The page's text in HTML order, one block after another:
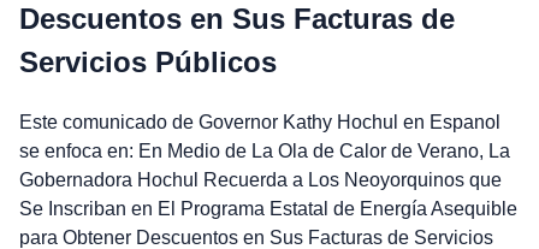
Descuentos en Sus Facturas de
Servicios Públicos
Este comunicado de Governor Kathy Hochul en Espanol
se enfoca en: En Medio de La Ola de Calor de Verano, La
Gobernadora Hochul Recuerda a Los Neoyorquinos que
Se Inscriban en El Programa Estatal de Energía Asequible
para Obtener Descuentos en Sus Facturas de Servicios